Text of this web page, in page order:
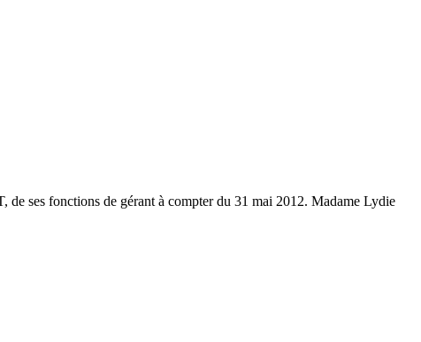
ses fonctions de gérant à compter du 31 mai 2012. Madame Lydie